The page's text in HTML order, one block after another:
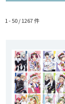
1 - 50 /1267件